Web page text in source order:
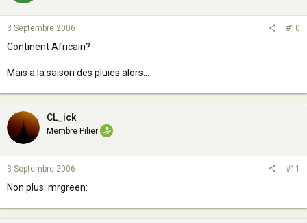
3 Septembre 2006 #10
Continent Africain?
Mais a la saison des pluies alors...
CL_ick
Membre Pilier
3 Septembre 2006 #11
Non plus :mrgreen: